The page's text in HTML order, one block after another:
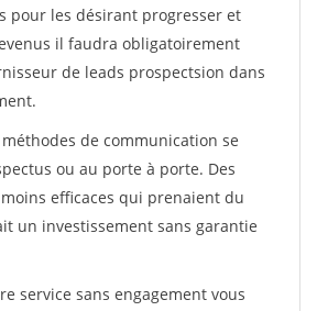
pour les désirant progresser et
il faudra obligatoirement
de leads prospectsion dans
de communication se
ou au porte à porte. Des
efficaces qui prenaient du
un investissement sans garantie
service sans engagement vous